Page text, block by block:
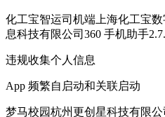
化工宝智运司机端上海化工宝
息科技有限公司360 手机助手
违规收集个人信息
App 频繁自启动和关联启动
梦马校园杭州更创星科技有限